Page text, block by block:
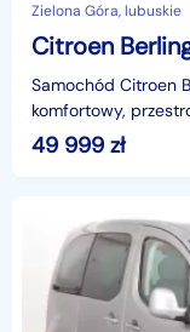
Zielona Góra, lubuskie
Samochód Citroen
komfortowy,
49 999 zł